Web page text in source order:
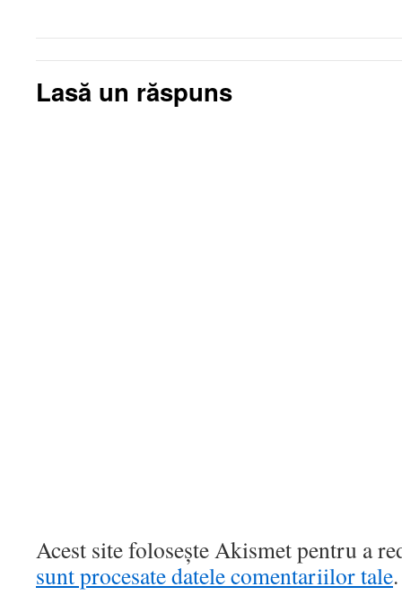
Lasă un răspuns
Acest site folosește Akismet pentru a
sunt procesate datele comentariilor tale.